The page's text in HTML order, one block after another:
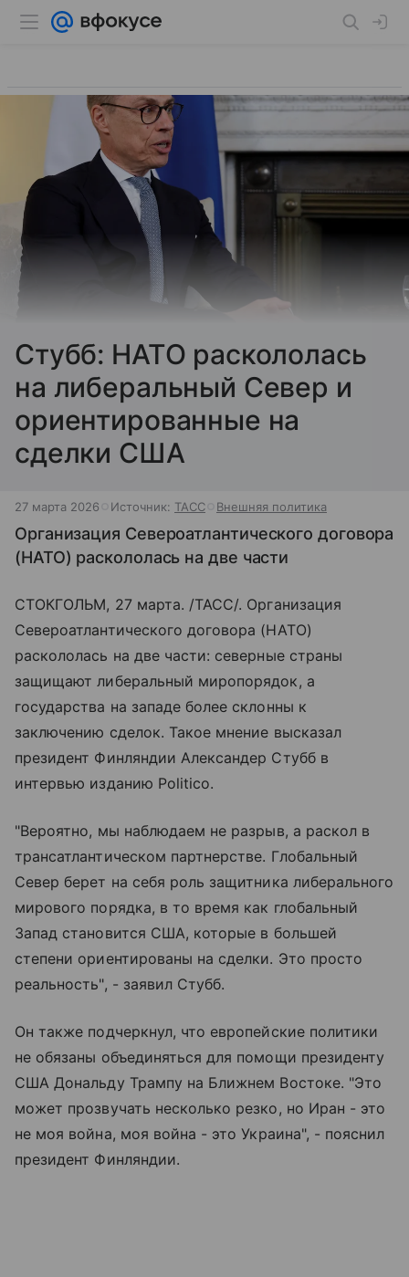
Стубб: НАТО раскололась
на либеральный Север и
ориентированные на
сделки США
27 марта 2026 Источник: ТАСС Внешняя политика
Организация Североатлантического договора
(НАТО) раскололась на две части
СТОКГОЛЬМ, 27 марта. /ТАСС/. Организация
Североатлантического договора (НАТО)
раскололась на две части: северные страны
защищают либеральный миропорядок, а
государства на западе более склонны к
заключению сделок. Такое мнение высказал
президент Финляндии Александер Стубб в
интервью изданию Politico.
"Вероятно, мы наблюдаем не разрыв, а раскол в
трансатлантическом партнерстве. Глобальный
Север берет на себя роль защитника либерального
мирового порядка, в то время как глобальный
Запад становится США, которые в большей
степени ориентированы на сделки. Это просто
реальность", - заявил Стубб.
Он также подчеркнул, что европейские политики
не обязаны объединяться для помощи президенту
США Дональду Трампу на Ближнем Востоке. "Это
может прозвучать несколько резко, но Иран - это
не моя война, моя война - это Украина", - пояснил
президент Финляндии.